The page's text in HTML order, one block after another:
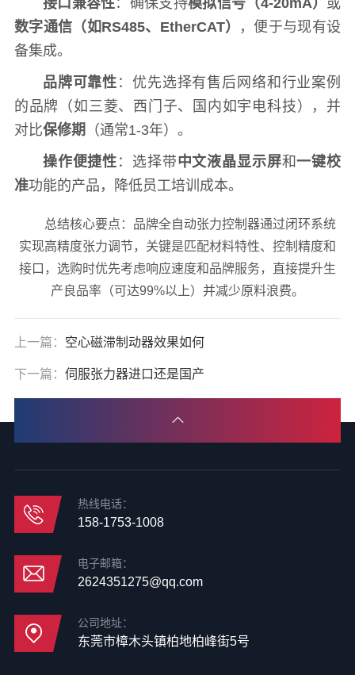
接口兼容性：确保支持模拟信号（4-20mA） 或
数字通信（如RS485、EtherCAT）
，便于与现有设
备集成。
品牌可靠性 ：优先选择有售后网络和行业案例
的品牌（如三菱、西门子、国内如宇电科技），并
对比保修期 （通常1-3年）。
操作便捷性 ：选择带中文液晶显示屏和一键校
准功能的产品，降低员工培训成本。
总结核心要点：品牌全自动张力控制器通过闭环系统
实现高精度张力调节，关键是匹配材料特性、控制精度和
接口，选购时优先考虑响应速度和品牌服务，直接提升生
产良品率（可达99%以上）并减少原料浪费。
上一篇： 空心磁滞制动器效果如何
下一篇： 伺服张力器进口还是国产
热线电话：
158-1753-1008
电子邮箱：
2624351275@qq.com
公司地址：
东莞市樟木头镇柏地柏峰街5号